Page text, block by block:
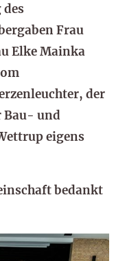
Frau
Elke Mainka
der
Bau- und
eigens
bedankt